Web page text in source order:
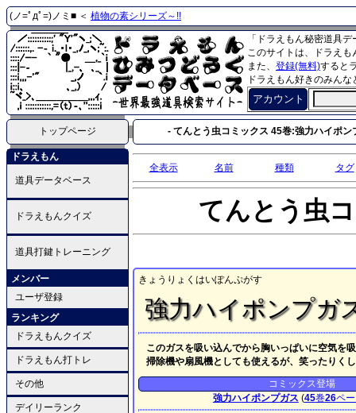
(ノ=ﾟдﾟ=)ノミ■ ＜ 植物の素シリーズ～!!
「ドラえもん秘密道具
このサイトは、ドラえ
また、 登録(無料)すると
ドラえもん好きのみん
アカウント
トップページ - てんとう虫コミックス 45巻:強力ハイポン
ドラえもん
道具データベース
ドラえもんクイズ
道具打鍵トレーニング
メンバー
ユーザ登録
ランキング
ドラえもんクイズ
ドラえもん打トレ
その他
デイリーランク
全表示 名前 種類 タグ
てんとう虫
きょうりょくはいぽんぷがす
強力ハイポンプガ
このガスを吸い込んでから胸いっぱいに空気を
掃除機や扇風機としても使えるが、笑ったりく
コミックス登場
強力ハイポンプガス (45巻26ペ